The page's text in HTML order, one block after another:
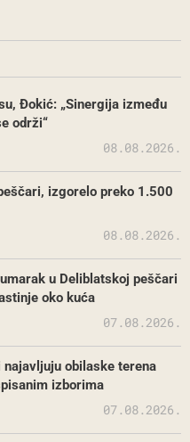
Đokić: „Sinergija između
održi“
08.08.2026.
izgorelo preko 1.500
08.08.2026.
u Deliblatskoj peščari
oko kuća
07.08.2026.
najavljuju obilaske terena
izborima
07.08.2026.